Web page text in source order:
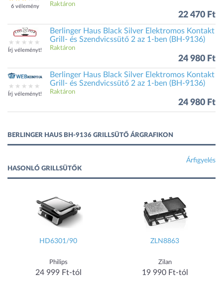
6 vélemény Raktáron
22 470 Ft
Írj véleményt!
Berlinger Haus Black Silver Elektromos Kontakt
Grill- és Szendvicssütő 2 az 1-ben (BH-9136)
Raktáron
24 980 Ft
Írj véleményt!
Berlinger Haus Black Silver Elektromos Kontakt
Grill- és Szendvicssütő 2 az 1-ben (BH-9136)
Raktáron
24 980 Ft
BERLINGER HAUS BH-9136 GRILLSÜTŐ ÁRGRAFIKON
Árfigyelés
HASONLÓ GRILLSÜTŐK
HD6301/90
Philips
24 999 Ft-tól
ZLN8863
Zilan
19 990 Ft-tól